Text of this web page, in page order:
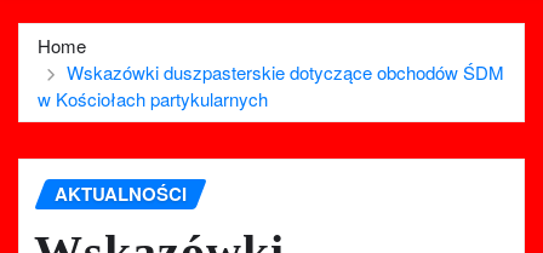
Home
Wskazówki duszpasterskie dotyczące obchodów ŚDM
w Kościołach partykularnych
AKTUALNOŚCI